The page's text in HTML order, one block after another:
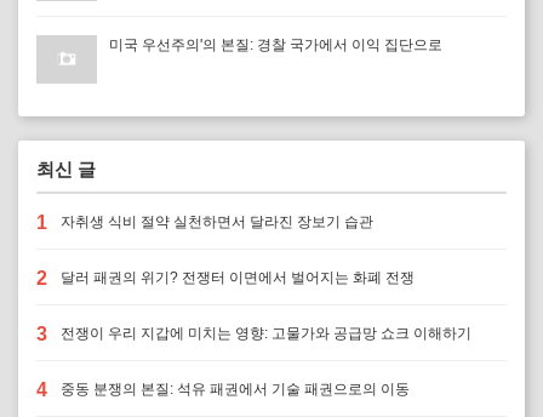
미국 우선주의'의 본질: 경찰 국가에서 이익 집단으로
최신 글
1 자취생 식비 절약 실천하면서 달라진 장보기 습관
2 달러 패권의 위기? 전쟁터 이면에서 벌어지는 화폐 전쟁
3 전쟁이 우리 지갑에 미치는 영향: 고물가와 공급망 쇼크 이해하기
4 중동 분쟁의 본질: 석유 패권에서 기술 패권으로의 이동